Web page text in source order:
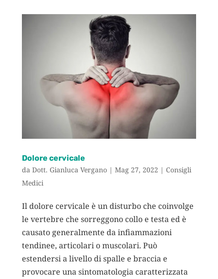
Dolore cervicale
da Dott. Gianluca Vergano| Mag 27, 2022 | Consigli
Medici
Il dolore cervicale è un disturbo che coinvolge
le vertebre che sorreggono collo e testa ed è
causato generalmente da infiammazioni
tendinee, articolari o muscolari. Può
estendersi a livello di spalle e braccia e
provocare una sintomatologia caratterizzata